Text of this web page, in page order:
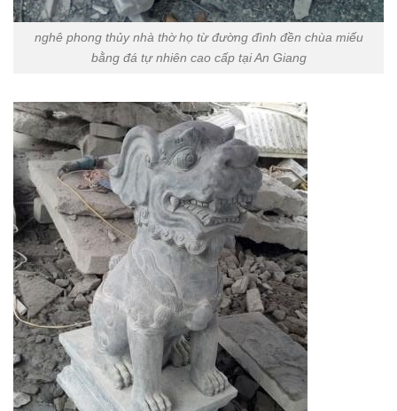
nghê phong thủy nhà thờ họ từ đường đình đền chùa miếu
bằng đá tự nhiên cao cấp tại An Giang